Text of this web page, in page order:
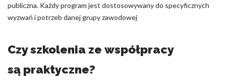
publiczna. Każdy program jest dostosowywany do specyficznych
wyzwań i potrzeb danej grupy zawodowej
Czy szkolenia ze współpracy
są praktyczne?